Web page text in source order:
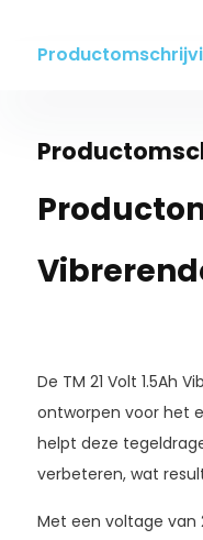
De TM 21 Volt 1.5Ah
ontworpen voor het
helpt deze
verbeteren, wat
Met een voltage van